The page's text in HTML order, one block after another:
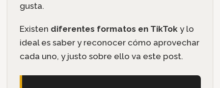
gusta.
Existen diferentes formatos en TikToky lo
ideal es saber y reconocer cómo aprovechar
cada uno, y justo sobre ello va este post.